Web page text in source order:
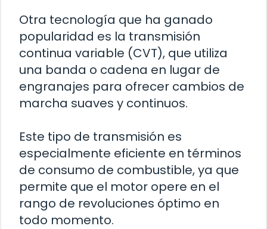
Otra tecnología que ha ganado
popularidad es la transmisión
continua variable (CVT), que utiliza
una banda o cadena en lugar de
engranajes para ofrecer cambios de
marcha suaves y continuos.
Este tipo de transmisión es
especialmente eficiente en términos
de consumo de combustible, ya que
permite que el motor opere en el
rango de revoluciones óptimo en
todo momento.